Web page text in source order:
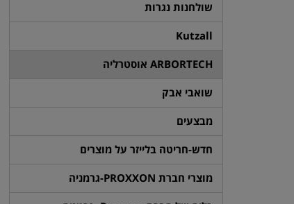
שולחנות נגרות
Kutzall
ARBORTECH אוסטרליה
שואבי אבק
מבצעים
חדש-חריטה בלייזר על מוצרים
מוצרי חברת PROXXON-גרמניה